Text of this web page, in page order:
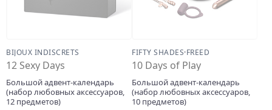
BIJOUX INDISCRETS
12 Sexy Days
Большой адвент-календарь
(набор любовных аксессуаров,
12 предметов)
FIFTY SHADES·FREED
10 Days of Play
Большой адвент-календарь
(набор любовных аксессуаров,
10 предметов)